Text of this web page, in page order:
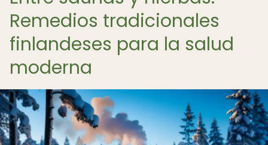
Remedios tradicionales
finlandeses para la salud
moderna